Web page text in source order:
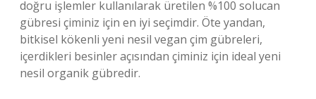
doğru işlemler kullanılarak üretilen %100 solucan
gübresi çiminiz için en iyi seçimdir. Öte yandan,
bitkisel kökenli yeni nesil vegan çim gübreleri,
içerdikleri besinler açısından çiminiz için ideal yeni
nesil organik gübredir.